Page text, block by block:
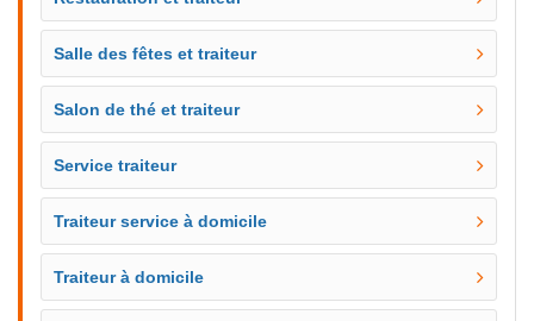
Salle des fêtes et traiteur
Salon de thé et traiteur
Service traiteur
Traiteur service à domicile
Traiteur à domicile